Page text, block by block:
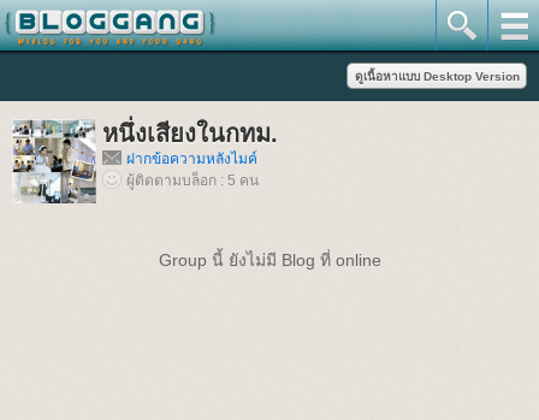
หนึ่งเสียงในกทม.
ฝากข้อความหลังไมค์
ผู้ติดตามบล็อก : 5 คน
Group นี้ ยังไม่มี Blog ที่ online